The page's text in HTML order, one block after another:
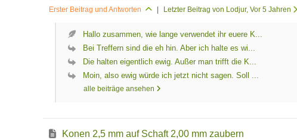
Erster Beitrag und Antworten | Letzter Beitrag von Lodjur, Vor 5 Jahren
Hallo zusammen, wie lange verwendet ihr euere K...
Bei Treffern sind die eh hin. Aber ich halte es wi...
Die halten eigentlich ewig. Außer man trifft die K...
Moin, also ewig würde ich jetzt nicht sagen. Soll ...
alle beiträge ansehen
Konen 2,5 mm auf Schaft 2,00 mm zaubern